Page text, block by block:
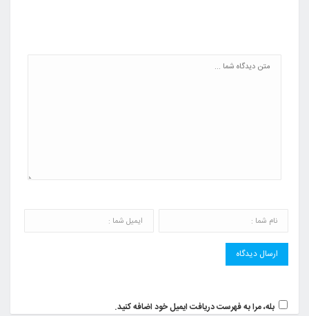
بله، مرا به فهرست دریافت ایمیل خود اضافه کنید.